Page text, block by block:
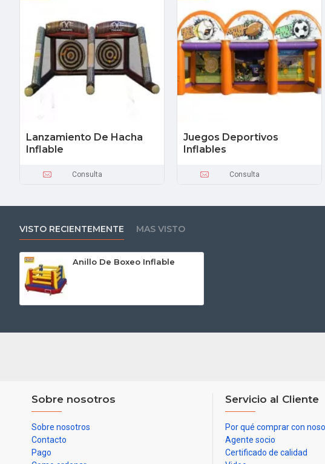
Lanzamiento De Hacha
Inflable
Consulta
Juegos Deportivos
Inflables
Consulta
VISTO RECIENTEMENTE MAS VISTO
Anillo De Boxeo Inflable
Sobre nosotros
Sobre nosotros
Contacto
Pago
Servicio al Cliente
Por qué comprar con
Agente socio
Certificado de calidad